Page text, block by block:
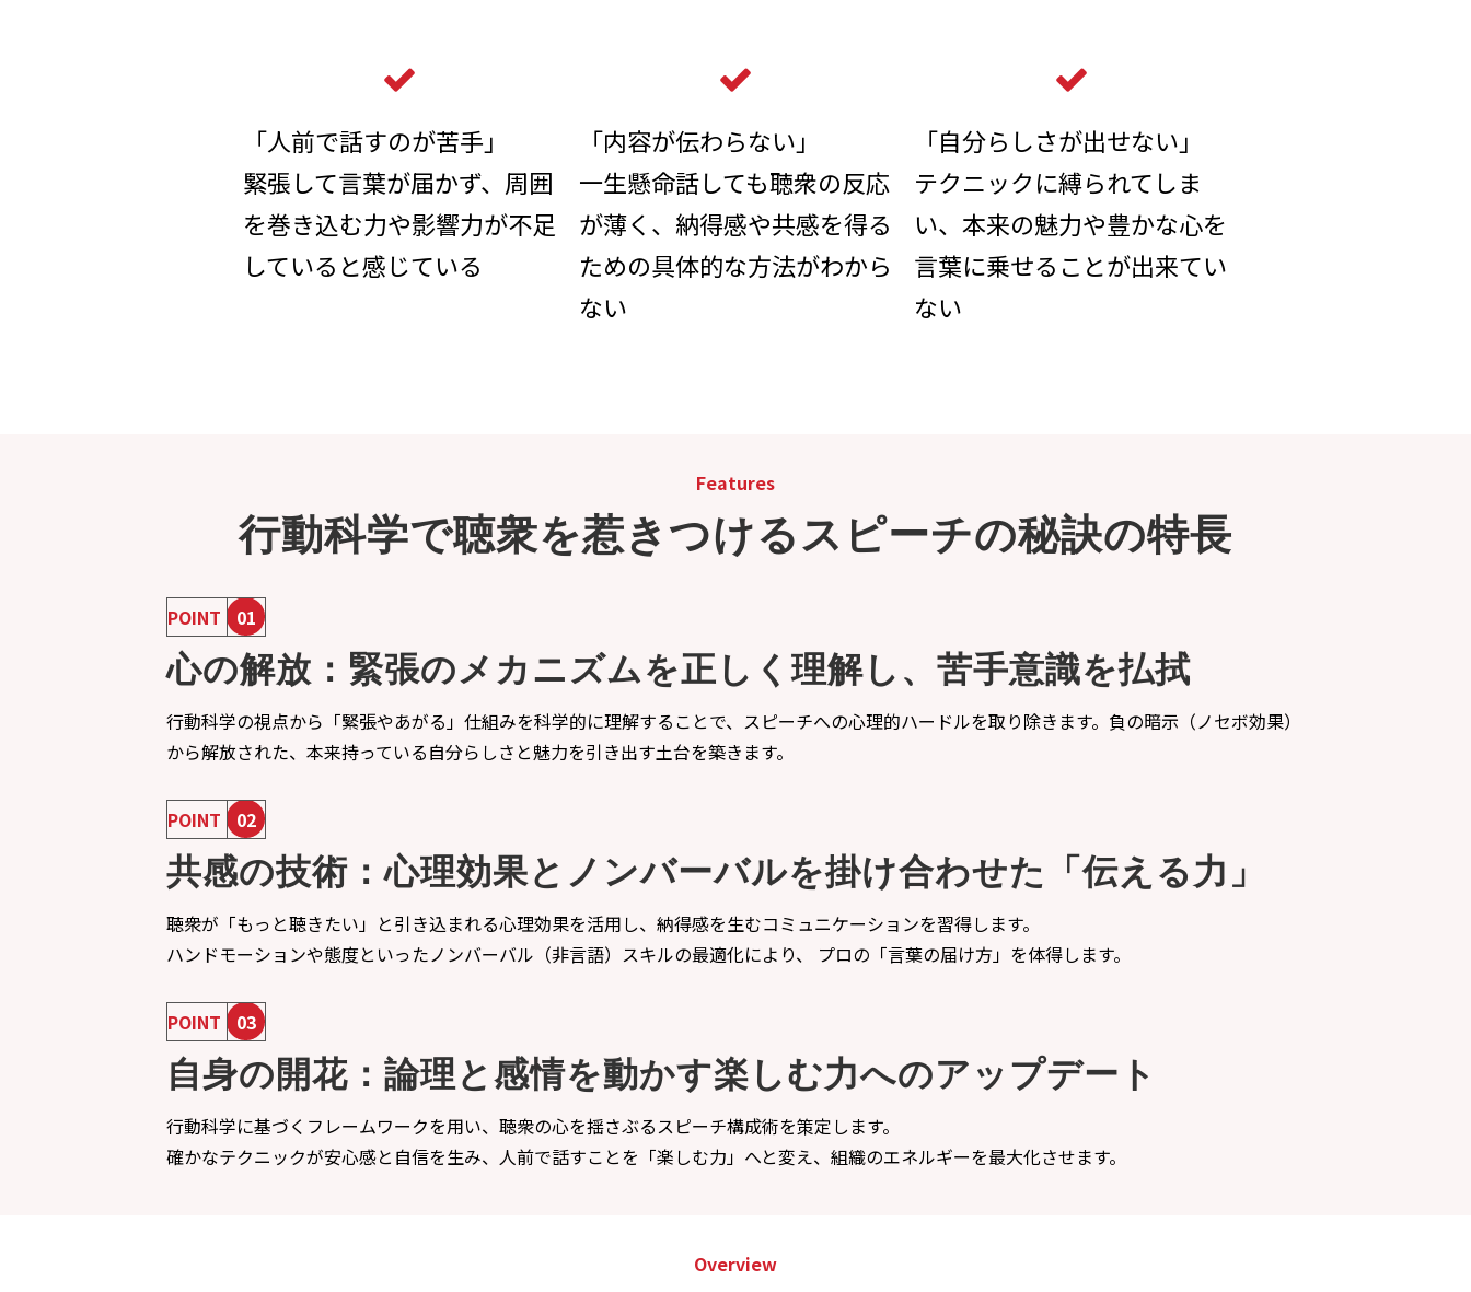
「人前で話すのが苦手」
緊張して言葉が届かず、周囲
を巻き込む力や影響力が不足
していると感じている
「内容が伝わらない」
一生懸命話しても聴衆の反応
が薄く、納得感や共感を得る
ための具体的な方法がわから
ない
「自分らしさが出せない」
テクニックに縛られてしま
い、本来の魅力や豊かな心を
言葉に乗せることが出来てい
ない
Features
行動科学で聴衆を惹きつけるスピーチの秘訣の特長
POINT 01
心の解放：緊張のメカニズムを正しく理解し、苦手意識を払拭
行動科学の視点から「緊張やあがる」仕組みを科学的に理解することで、スピーチへの心理的ハードルを取り除きます。負の暗示（ノセボ効果）
から解放された、本来持っている自分らしさと魅力を引き出す土台を築きます。
POINT 02
共感の技術：心理効果とノンバーバルを掛け合わせた「伝える力」
聴衆が「もっと聴きたい」と引き込まれる心理効果を活用し、納得感を生むコミュニケーションを習得します。
ハンドモーションや態度といったノンバーバル（非言語）スキルの最適化により、 プロの「言葉の届け方」を体得します。
POINT 03
自身の開花：論理と感情を動かす楽しむ力へのアップデート
行動科学に基づくフレームワークを用い、聴衆の心を揺さぶるスピーチ構成術を策定します。
確かなテクニックが安心感と自信を生み、人前で話すことを「楽しむ力」へと変え、組織のエネルギーを最大化させます。
Overview